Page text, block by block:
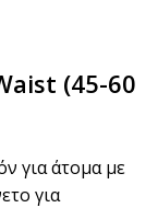
(45-60
για άτομα με
για